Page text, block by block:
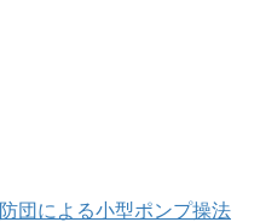
団による小型ポンプ操法